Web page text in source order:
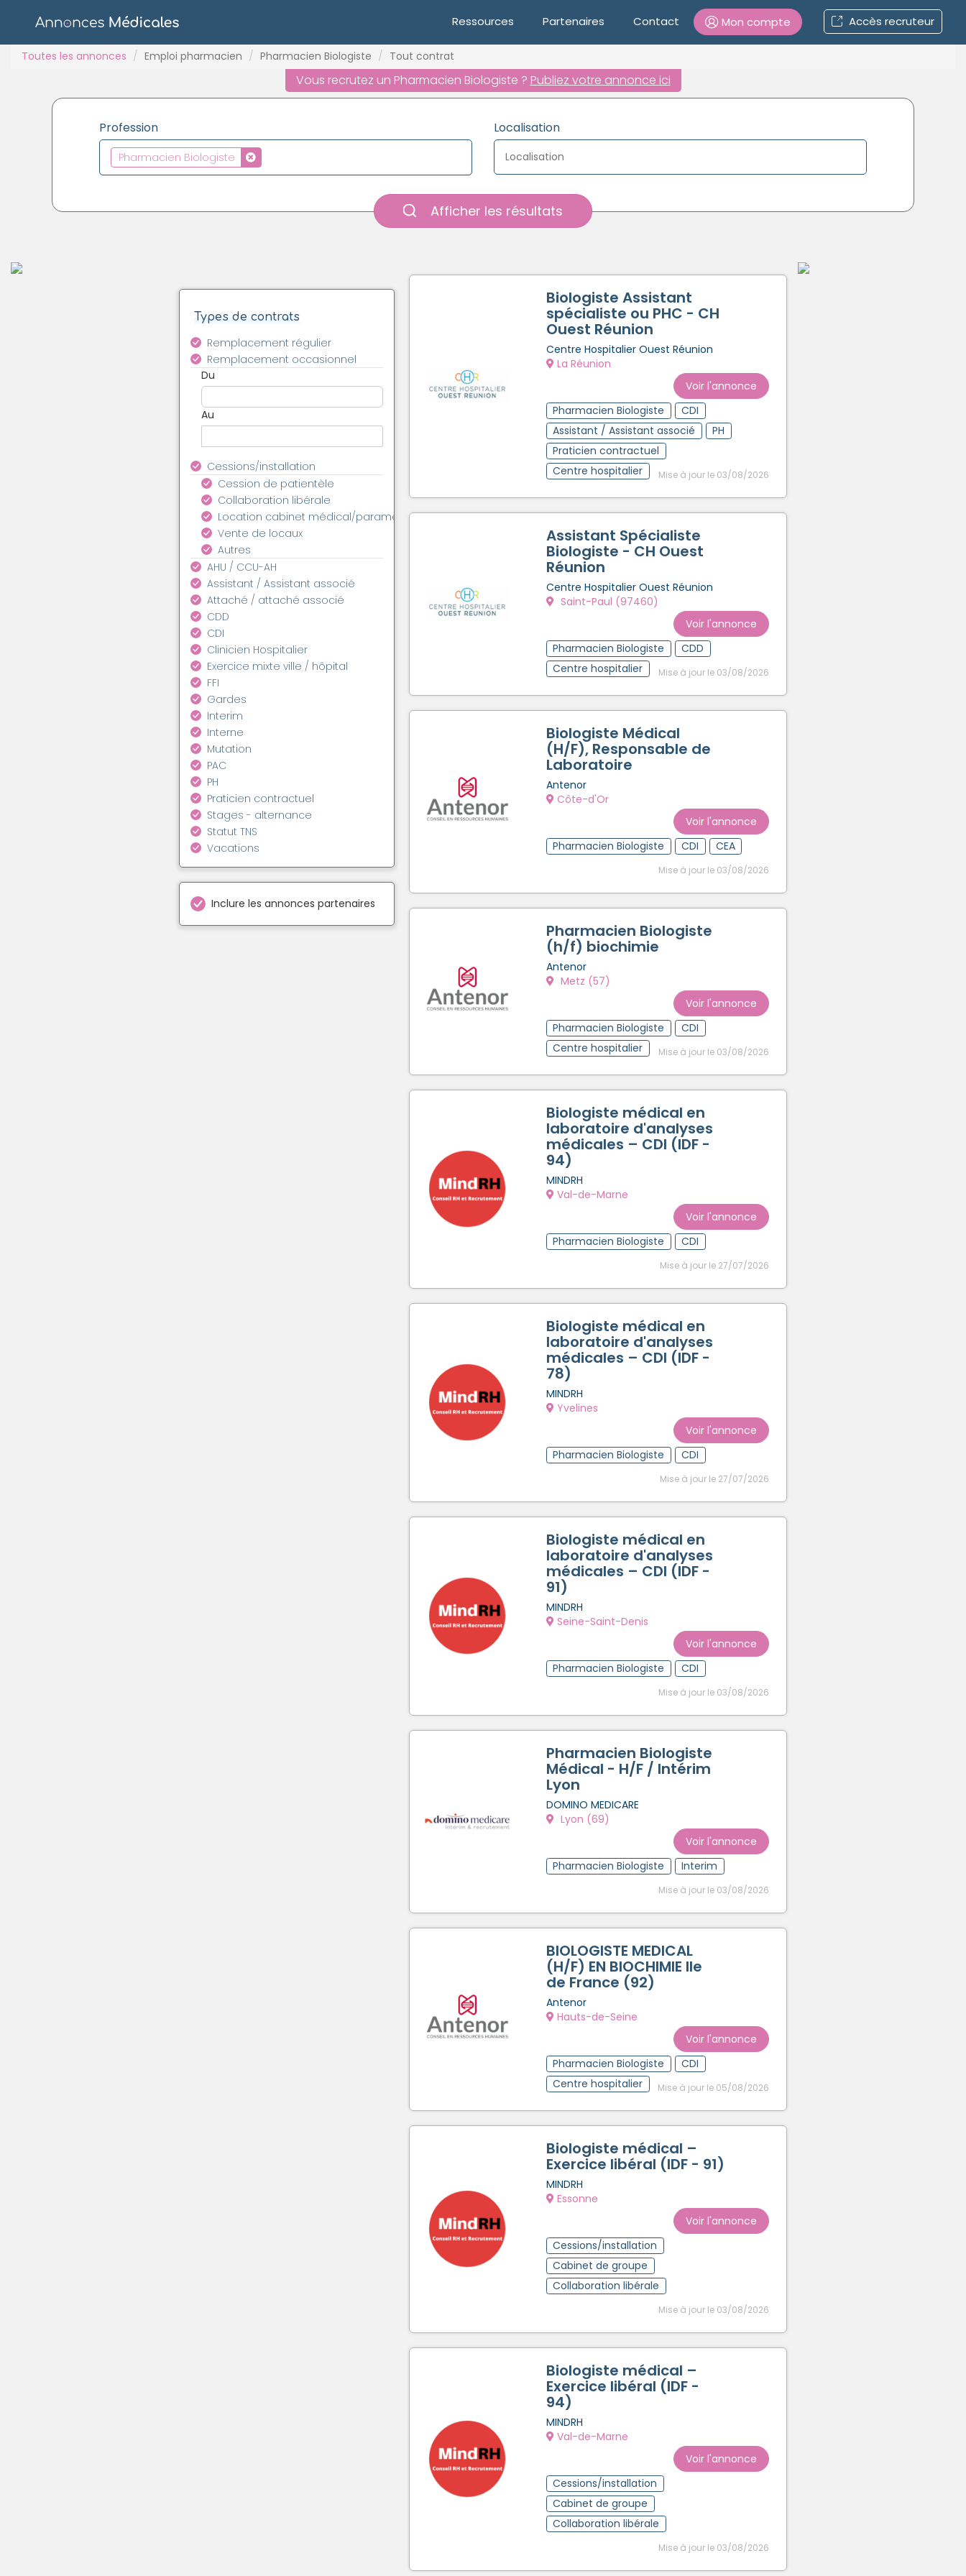
Ressources Partenaires Contact Mon compte Accès recruteur
Mot de passe oublié ?
Se connecter avec LinkedIn
Toutes les annonces Emploi pharmacien Pharmacien Biologiste Tout contrat
Vous recrutez un Pharmacien Biologiste ? Publiez votre annonce ici
Profession
Pharmacien Biologiste
Localisation
Afficher les résultats
Types de contrats
Remplacement régulier
Remplacement occasionnel
Du
Au
Cessions/installation
Cession de patientèle
Collaboration libérale
Location cabinet médical/paramédical
Vente de locaux
Autres
AHU / CCU-AH
Assistant / Assistant associé
Attaché / attaché associé
CDD
CDI
Clinicien Hospitalier
Exercice mixte ville / hôpital
FFI
Gardes
Interim
Interne
Mutation
PAC
PH
Praticien contractuel
Stages - alternance
Statut TNS
Vacations
Inclure les annonces partenaires
Biologiste Assistant
spécialiste ou PHC - CH
Ouest Réunion
Centre Hospitalier Ouest Réunion
La Réunion
Voir l'annonce
Pharmacien Biologiste
CDI
Assistant / Assistant associé
PH
Praticien contractuel
Centre hospitalier
Mise à jour le 03/08/2026
Assistant Spécialiste
Biologiste - CH Ouest
Réunion
Centre Hospitalier Ouest Réunion
Saint-Paul (97460)
Voir l'annonce
Pharmacien Biologiste
CDD
Centre hospitalier
Mise à jour le 03/08/2026
Biologiste Médical
(H/F), Responsable de
Laboratoire
Antenor
Côte-d'Or
Voir l'annonce
Pharmacien Biologiste
CDI CEA
Mise à jour le 03/08/2026
Pharmacien Biologiste
(h/f) biochimie
Antenor
Metz (57)
Voir l'annonce
Pharmacien Biologiste
CDI
Centre hospitalier
Mise à jour le 03/08/2026
Biologiste médical en
laboratoire d'analyses
médicales – CDI (IDF -
94)
MINDRH
Val-de-Marne
Voir l'annonce
Pharmacien Biologiste
CDI
Mise à jour le 27/07/2026
Biologiste médical en
laboratoire d'analyses
médicales – CDI (IDF -
78)
MINDRH
Yvelines
Voir l'annonce
Pharmacien Biologiste
CDI
Mise à jour le 27/07/2026
Biologiste médical en
laboratoire d'analyses
médicales – CDI (IDF -
91)
MINDRH
Seine-Saint-Denis
Voir l'annonce
Pharmacien Biologiste
CDI
Mise à jour le 03/08/2026
Pharmacien Biologiste
Médical - H/F / Intérim
Lyon
DOMINO MEDICARE
Lyon (69)
Voir l'annonce
Pharmacien Biologiste
Interim
Mise à jour le 03/08/2026
BIOLOGISTE MEDICAL
(H/F) EN BIOCHIMIE Ile
de France (92)
Antenor
Hauts-de-Seine
Voir l'annonce
Pharmacien Biologiste
CDI
Centre hospitalier
Mise à jour le 05/08/2026
Biologiste médical –
Exercice libéral (IDF - 91)
MINDRH
Essonne
Voir l'annonce
Cessions/installation
Cabinet de groupe
Collaboration libérale
Mise à jour le 03/08/2026
Biologiste médical –
Exercice libéral (IDF -
94)
MINDRH
Val-de-Marne
Voir l'annonce
Cessions/installation
Cabinet de groupe
Collaboration libérale
Mise à jour le 03/08/2026